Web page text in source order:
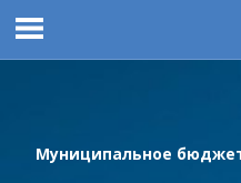
Перейти
Муниципальное